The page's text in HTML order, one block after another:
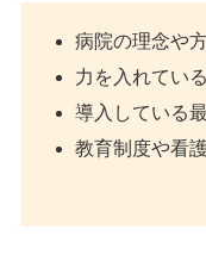
病院の理念や
力を入れてい
導入している
教育制度や看